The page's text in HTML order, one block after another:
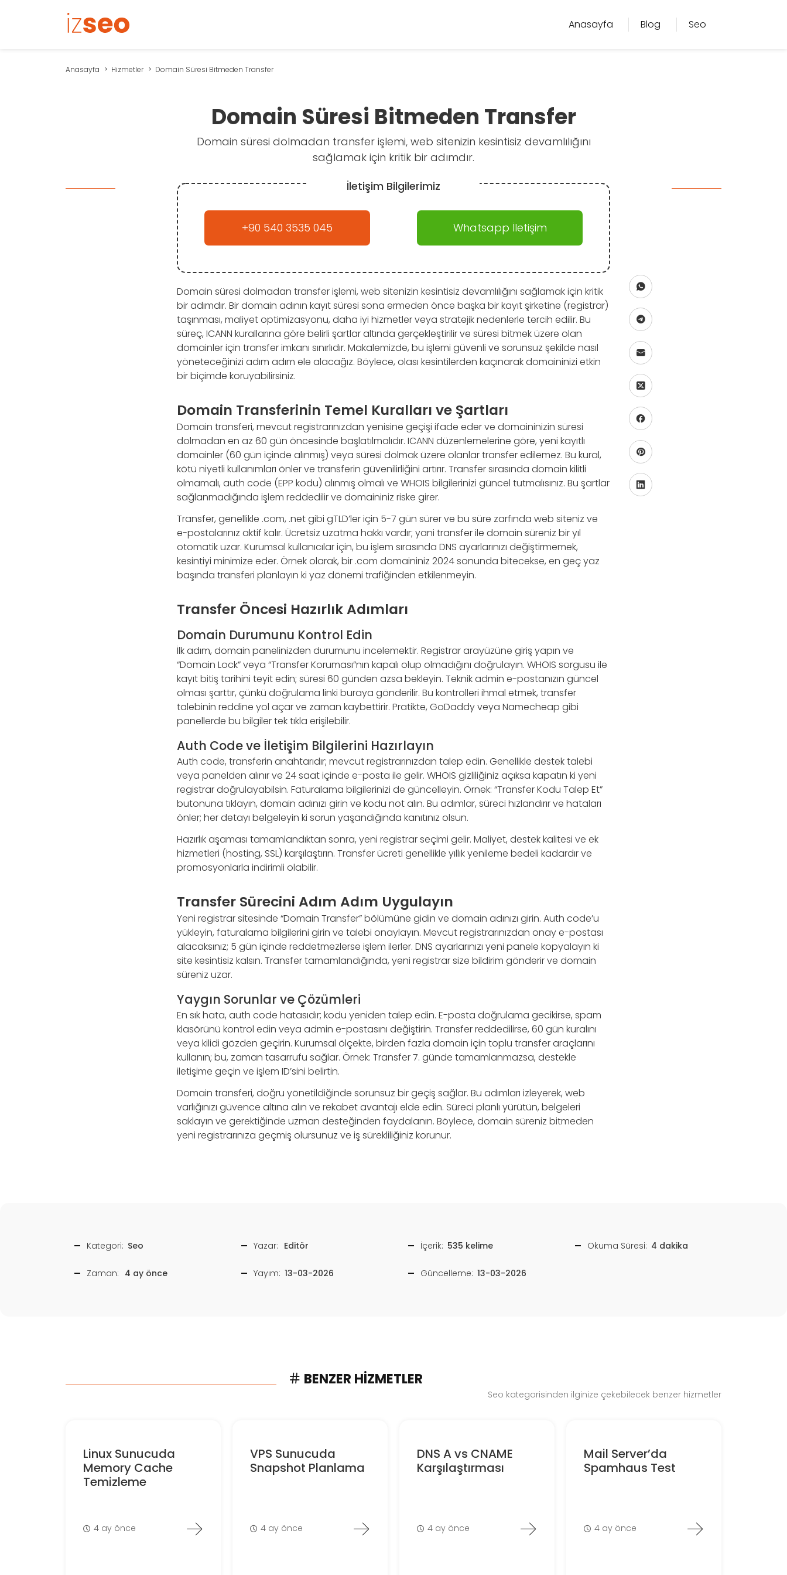
Anasayfa Blog Seo
Anasayfa Hizmetler Domain Süresi Bitmeden Transfer
Domain Süresi Bitmeden Transfer
Domain süresi dolmadan transfer işlemi, web sitenizin kesintisiz devamlılığını
sağlamak için kritik bir adımdır.
İletişim Bilgilerimiz
+90 540 3535 045 Whatsapp İletişim
Domain süresi dolmadan transfer işlemi, web sitenizin kesintisiz devamlılığını sağlamak için kritik
bir adımdır. Bir domain adının kayıt süresi sona ermeden önce başka bir kayıt şirketine (registrar)
taşınması, maliyet optimizasyonu, daha iyi hizmetler veya stratejik nedenlerle tercih edilir. Bu
süreç, ICANN kurallarına göre belirli şartlar altında gerçekleştirilir ve süresi bitmek üzere olan
domainler için transfer imkanı sınırlıdır. Makalemizde, bu işlemi güvenli ve sorunsuz şekilde nasıl
yöneteceğinizi adım adım ele alacağız. Böylece, olası kesintilerden kaçınarak domaininizi etkin
bir biçimde koruyabilirsiniz.
Domain Transferinin Temel Kuralları ve Şartları
Domain transferi, mevcut registrarınızdan yenisine geçişi ifade eder ve domaininizin süresi
dolmadan en az 60 gün öncesinde başlatılmalıdır. ICANN düzenlemelerine göre, yeni kayıtlı
domainler (60 gün içinde alınmış) veya süresi dolmak üzere olanlar transfer edilemez. Bu kural,
kötü niyetli kullanımları önler ve transferin güvenilirliğini artırır. Transfer sırasında domain kilitli
olmamalı, auth code (EPP kodu) alınmış olmalı ve WHOIS bilgilerinizi güncel tutmalısınız. Bu şartlar
sağlanmadığında işlem reddedilir ve domaininiz riske girer.
Transfer, genellikle .com, .net gibi gTLD’ler için 5-7 gün sürer ve bu süre zarfında web siteniz ve
e-postalarınız aktif kalır. Ücretsiz uzatma hakkı vardır; yani transfer ile domain süreniz bir yıl
otomatik uzar. Kurumsal kullanıcılar için, bu işlem sırasında DNS ayarlarınızı değiştirmemek,
kesintiyi minimize eder. Örnek olarak, bir .com domaininiz 2024 sonunda bitecekse, en geç yaz
başında transferi planlayın ki yaz dönemi trafiğinden etkilenmeyin.
Transfer Öncesi Hazırlık Adımları
Domain Durumunu Kontrol Edin
İlk adım, domain panelinizden durumunu incelemektir. Registrar arayüzüne giriş yapın ve
“Domain Lock” veya “Transfer Koruması”nın kapalı olup olmadığını doğrulayın. WHOIS sorgusu ile
kayıt bitiş tarihini teyit edin; süresi 60 günden azsa bekleyin. Teknik admin e-postanızın güncel
olması şarttır, çünkü doğrulama linki buraya gönderilir. Bu kontrolleri ihmal etmek, transfer
talebinin reddine yol açar ve zaman kaybettirir. Pratikte, GoDaddy veya Namecheap gibi
panellerde bu bilgiler tek tıkla erişilebilir.
Auth Code ve İletişim Bilgilerini Hazırlayın
Auth code, transferin anahtarıdır; mevcut registrarınızdan talep edin. Genellikle destek talebi
veya panelden alınır ve 24 saat içinde e-posta ile gelir. WHOIS gizliliğiniz açıksa kapatın ki yeni
registrar doğrulayabilsin. Faturalama bilgilerinizi de güncelleyin. Örnek: “Transfer Kodu Talep Et”
butonuna tıklayın, domain adınızı girin ve kodu not alın. Bu adımlar, süreci hızlandırır ve hataları
önler; her detayı belgeleyin ki sorun yaşandığında kanıtınız olsun.
Hazırlık aşaması tamamlandıktan sonra, yeni registrar seçimi gelir. Maliyet, destek kalitesi ve ek
hizmetleri (hosting, SSL) karşılaştırın. Transfer ücreti genellikle yıllık yenileme bedeli kadardır ve
promosyonlarla indirimli olabilir.
Transfer Sürecini Adım Adım Uygulayın
Yeni registrar sitesinde “Domain Transfer” bölümüne gidin ve domain adınızı girin. Auth code’u
yükleyin, faturalama bilgilerini girin ve talebi onaylayın. Mevcut registrarınızdan onay e-postası
alacaksınız; 5 gün içinde reddetmezlerse işlem ilerler. DNS ayarlarınızı yeni panele kopyalayın ki
site kesintisiz kalsın. Transfer tamamlandığında, yeni registrar size bildirim gönderir ve domain
süreniz uzar.
Yaygın Sorunlar ve Çözümleri
En sık hata, auth code hatasıdır; kodu yeniden talep edin. E-posta doğrulama gecikirse, spam
klasörünü kontrol edin veya admin e-postasını değiştirin. Transfer reddedilirse, 60 gün kuralını
veya kilidi gözden geçirin. Kurumsal ölçekte, birden fazla domain için toplu transfer araçlarını
kullanın; bu, zaman tasarrufu sağlar. Örnek: Transfer 7. günde tamamlanmazsa, destekle
iletişime geçin ve işlem ID’sini belirtin.
Domain transferi, doğru yönetildiğinde sorunsuz bir geçiş sağlar. Bu adımları izleyerek, web
varlığınızı güvence altına alın ve rekabet avantajı elde edin. Süreci planlı yürütün, belgeleri
saklayın ve gerektiğinde uzman desteğinden faydalanın. Böylece, domain süreniz bitmeden
yeni registrarınıza geçmiş olursunuz ve iş sürekliliğiniz korunur.
Kategori: Seo Yazar: Editör İçerik: 535 kelime Okuma Süresi: 4 dakika
Zaman: 4 ay önce Yayım: 13-03-2026 Güncelleme: 13-03-2026
BENZER HIZMETLER
Seo kategorisinden ilginize çekebilecek benzer hizmetler
Linux Sunucuda
Memory Cache
Temizleme
4 ay önce
VPS Sunucuda
Snapshot Planlama
4 ay önce
DNS A vs CNAME
Karşılaştırması
4 ay önce
Mail Server’da
Spamhaus Test
4 ay önce